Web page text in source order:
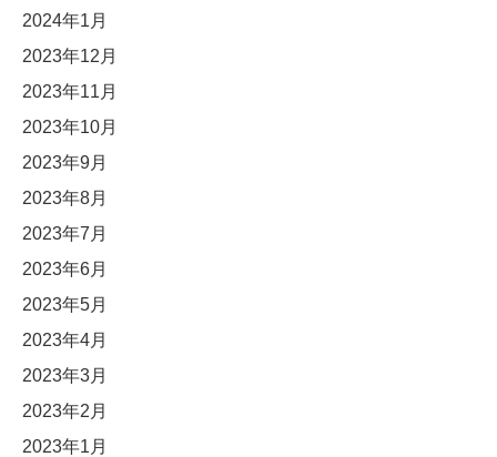
2024年1月
2023年12月
2023年11月
2023年10月
2023年9月
2023年8月
2023年7月
2023年6月
2023年5月
2023年4月
2023年3月
2023年2月
2023年1月